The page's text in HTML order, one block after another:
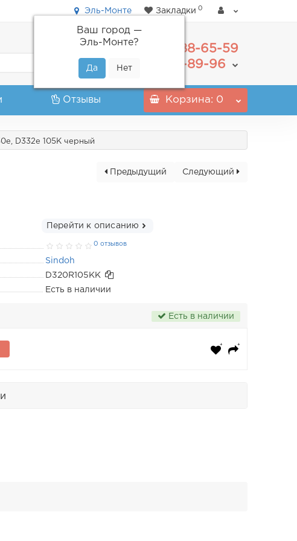
Эль-Монте
Ваш город —
Эль-Монте?
Закладки 0
488-65-59
+7(800) 555-89-96
Отзывы Корзина: 0
D332e 105K черный
Следующий
Предыдущий
Перейти к описанию
0 отзывов
Sindoh
D320R105KK
Есть в наличии
Есть в наличии